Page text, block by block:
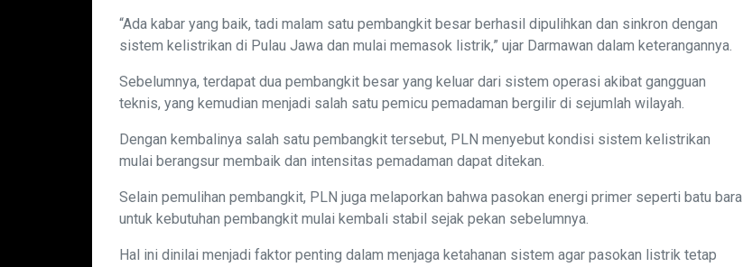
“Ada kabar yang baik, tadi malam satu pembangkit besar berhasil dipulihkan dan sinkron dengan
sistem kelistrikan di Pulau Jawa dan mulai memasok listrik,” ujar Darmawan dalam keterangannya.
Sebelumnya, terdapat dua pembangkit besar yang keluar dari sistem operasi akibat gangguan
teknis, yang kemudian menjadi salah satu pemicu pemadaman bergilir di sejumlah wilayah.
Dengan kembalinya salah satu pembangkit tersebut, PLN menyebut kondisi sistem kelistrikan
mulai berangsur membaik dan intensitas pemadaman dapat ditekan.
Selain pemulihan pembangkit, PLN juga melaporkan bahwa pasokan energi primer seperti batu bara
untuk kebutuhan pembangkit mulai kembali stabil sejak pekan sebelumnya.
Hal ini dinilai menjadi faktor penting dalam menjaga ketahanan sistem agar pasokan listrik tetap